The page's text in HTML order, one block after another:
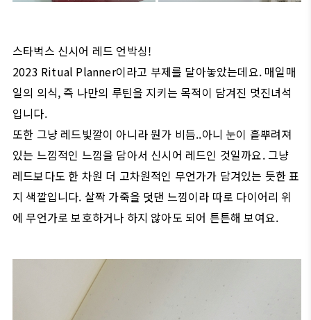
스타벅스 신시어 레드 언박싱!
2023 Ritual Planner이라고 부제를 달아놓았는데요. 매일매
일의 의식, 즉 나만의 루틴을 지키는 목적이 담겨진 멋진녀석
입니다.
또한 그냥 레드빛깔이 아니라 뭔가 비듬..아니 눈이 흩뿌려져
있는 느낌적인 느낌을 담아서 신시어 레드인 것일까요. 그냥
레드보다도 한 차원 더 고차원적인 무언가가 담겨있는 듯한 표
지 색깔입니다. 살짝 가죽을 덧댄 느낌이라 따로 다이어리 위
에 무언가로 보호하거나 하지 않아도 되어 튼튼해 보여요.